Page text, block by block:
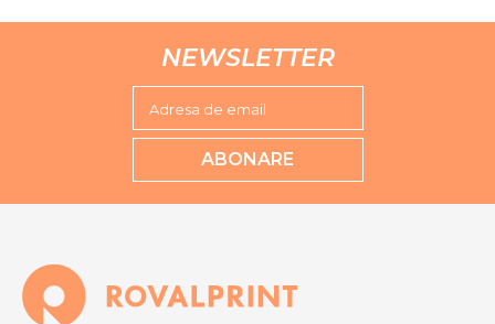
NEWSLETTER
Adresa de email
ABONARE